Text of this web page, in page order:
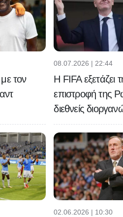
τον
08.07.2026 | 22:44
Η FIFA εξετάζει
επιστροφή της
διεθνείς
02.06.2026 | 10:30